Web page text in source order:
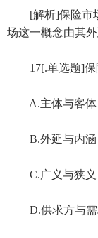
[解析]保险市场
场这一概念由其
17[.单选题]保险
A.主体与客体
B.外延与内涵
C.广义与狭义
D.供求方与需